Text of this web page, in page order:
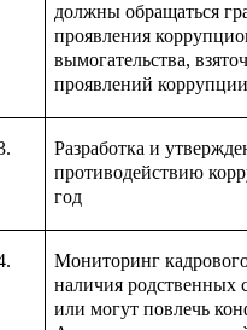
должны обращаться
проявления
вымогательства,
проявлений коррупции
Разработка и
противодействию
год
Мониторинг
наличия родственных
или могут повлечь